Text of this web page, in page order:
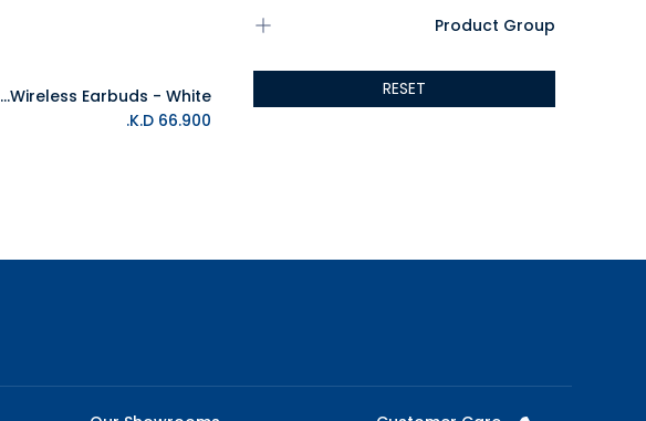
Product Group
RESET
Add to Cart
PlayStation Pulse Explore Wireless Earbuds - White
66.900